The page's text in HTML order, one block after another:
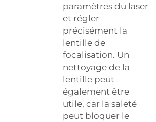
paramètres du laser
et régler
précisément la
lentille de
focalisation. Un
nettoyage de la
lentille peut
également être
utile, car la saleté
peut bloquer le